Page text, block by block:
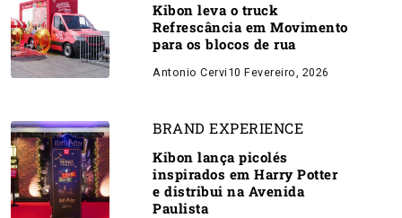
Kibon leva o truck
Refrescância em Movimento
para os blocos de rua
Antonio Cervi 10 Fevereiro, 2026
BRAND EXPERIENCE
Kibon lança picolés
inspirados em Harry Potter
e distribui na Avenida
Paulista